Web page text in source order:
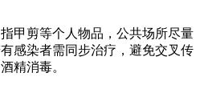
甲剪等个人物品，公共场所尽量
感染者需同步治疗，避免交叉传
精消毒。